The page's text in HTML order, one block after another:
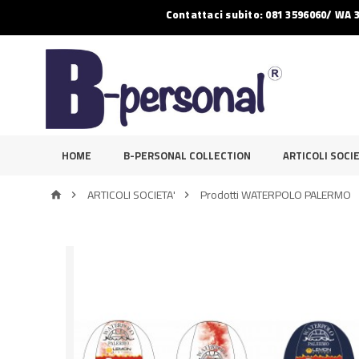
Contattaci subito: 081 3596060/ WA
HOME B-PERSONAL COLLECTION ARTICOLI
  ARTICOLI SOCIETA'  Prodotti WATERPOLO PALERMO